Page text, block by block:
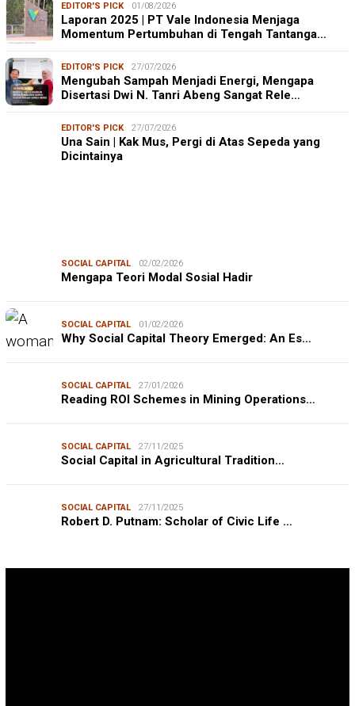
EDITOR'S PICK 01/08/2026
Laporan 2025 | PT Vale Indonesia Menjaga
Momentum Pertumbuhan di Tengah Tantanga…
EDITOR'S PICK 27/07/2026
Mengubah Sampah Menjadi Energi, Mengapa
Disertasi Dwi N. Tanri Abeng Sangat Rele…
EDITOR'S PICK 27/07/2026
Una Sain | Kak Mus, Pergi di Atas Sepeda yang
Dicintainya
SOCIAL CAPITAL 02/02/2026
Mengapa Teori Modal Sosial Hadir
SOCIAL CAPITAL 01/02/2026
Why Social Capital Theory Emerged: An Es…
SOCIAL CAPITAL 27/01/2026
Reading ROI Schemes in Mining Operations…
SOCIAL CAPITAL 27/11/2025
Social Capital in Agricultural Tradition…
SOCIAL CAPITAL 27/11/2025
Robert D. Putnam: Scholar of Civic Life …